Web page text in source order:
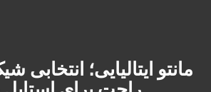
مانتو ایتالیایی؛ انتخابی